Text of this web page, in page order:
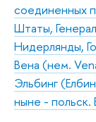
соединенных
Штаты,
Нидерлянды,
Вена (нем.
Эльбинг
ныне - польск.